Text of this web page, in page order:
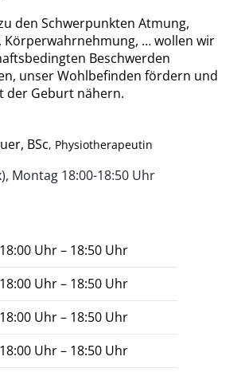
den Schwerpunkten Atmung,
Körperwahrnehmung, … wollen wir
Beschwerden
unser Wohlbefinden fördern und
der Geburt nähern.
BSc, Physiotherapeutin
Montag 18:00-18:50 Uhr
Uhr – 18:50 Uhr
Uhr – 18:50 Uhr
Uhr – 18:50 Uhr
Uhr – 18:50 Uhr